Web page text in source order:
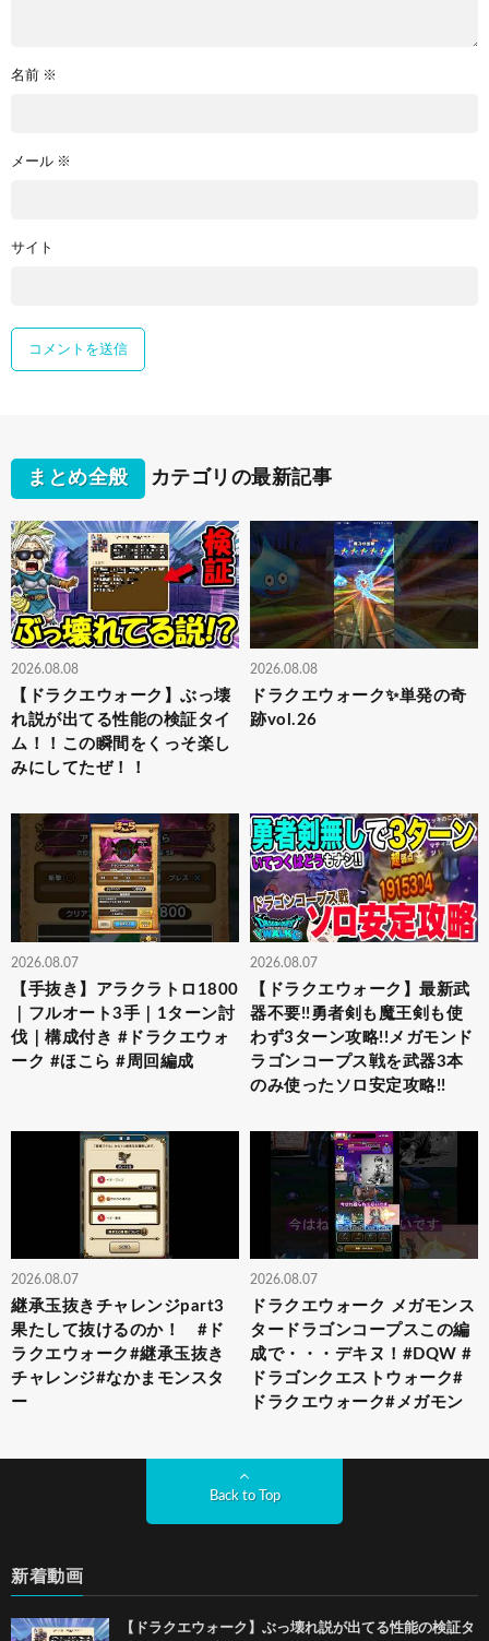
名前 ※
メール ※
サイト
まとめ全般 カテゴリの最新記事
2026.08.08
【ドラクエウォーク】ぶっ壊
れ説が出てる性能の検証タイ
ム！！この瞬間をくっそ楽し
みにしてたぜ！！
2026.08.08
ドラクエウォーク✨単発の奇
跡vol.26
2026.08.07
【手抜き】アラクラトロ1800
｜フルオート3手｜1ターン討
伐｜構成付き #ドラクエウォ
ーク #ほこら #周回編成
2026.08.07
【ドラクエウォーク】最新武
器不要!!勇者剣も魔王剣も使
わず3ターン攻略!!メガモンド
ラゴンコープス戦を武器3本
のみ使ったソロ安定攻略!!
2026.08.07
継承玉抜きチャレンジpart3
果たして抜けるのか！ #ド
ラクエウォーク#継承玉抜き
チャレンジ#なかまモンスタ
ー
2026.08.07
ドラクエウォーク メガモンス
タードラゴンコープスこの編
成で・・・デキヌ！#DQW #
ドラゴンクエストウォーク#
ドラクエウォーク#メガモン
Back to Top
新着動画
【ドラクエウォーク】ぶっ壊れ説が出てる性能の検証タ